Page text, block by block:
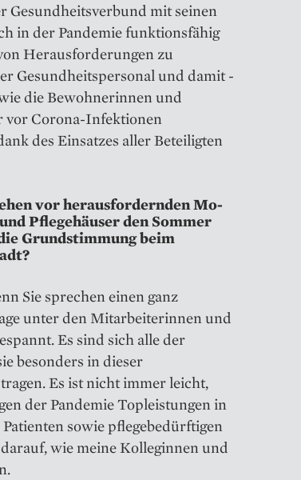
Gesundheitsverbund mit seinen
in der Pandemie funktions­fähig
Herausforderungen zu
Gesundheitspersonal und damit
die Bewohnerinnen und
vor Corona-Infektionen
des Einsatzes aller Beteiligten
vor herausfordernden Mo­
Pflegehäuser den Sommer
Grundstimmung beim
Sie sprechen einen ganz
unter den Mitarbeiterinnen und
Es sind sich alle der
besonders in dieser
Es ist nicht immer leicht,
der Pandemie Topleistungen in
sowie pflege­bedürftigen
wie meine Kolleginnen und